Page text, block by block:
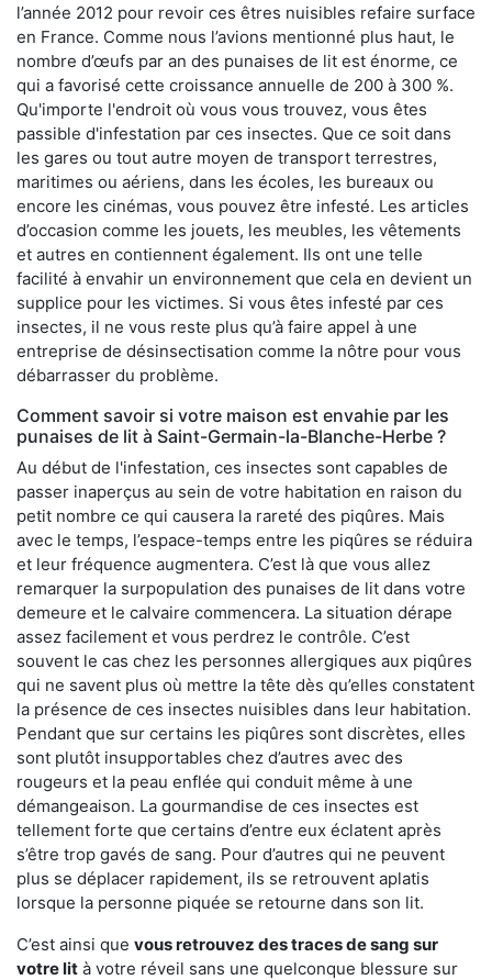
l’année 2012 pour revoir ces êtres nuisibles refaire surface
en France. Comme nous l’avions mentionné plus haut, le
nombre d’œufs par an des punaises de lit est énorme, ce
qui a favorisé cette croissance annuelle de 200 à 300 %.
Qu'importe l'endroit où vous vous trouvez, vous êtes
passible d'infestation par ces insectes. Que ce soit dans
les gares ou tout autre moyen de transport terrestres,
maritimes ou aériens, dans les écoles, les bureaux ou
encore les cinémas, vous pouvez être infesté. Les articles
d’occasion comme les jouets, les meubles, les vêtements
et autres en contiennent également. Ils ont une telle
facilité à envahir un environnement que cela en devient un
supplice pour les victimes. Si vous êtes infesté par ces
insectes, il ne vous reste plus qu’à faire appel à une
entreprise de désinsectisation comme la nôtre pour vous
débarrasser du problème.
Comment savoir si votre maison est envahie par les
punaises de lit à Saint-Germain-la-Blanche-Herbe ?
Au début de l'infestation, ces insectes sont capables de
passer inaperçus au sein de votre habitation en raison du
petit nombre ce qui causera la rareté des piqûres. Mais
avec le temps, l’espace-temps entre les piqûres se réduira
et leur fréquence augmentera. C’est là que vous allez
remarquer la surpopulation des punaises de lit dans votre
demeure et le calvaire commencera. La situation dérape
assez facilement et vous perdrez le contrôle. C’est
souvent le cas chez les personnes allergiques aux piqûres
qui ne savent plus où mettre la tête dès qu’elles constatent
la présence de ces insectes nuisibles dans leur habitation.
Pendant que sur certains les piqûres sont discrètes, elles
sont plutôt insupportables chez d’autres avec des
rougeurs et la peau enflée qui conduit même à une
démangeaison. La gourmandise de ces insectes est
tellement forte que certains d’entre eux éclatent après
s’être trop gavés de sang. Pour d’autres qui ne peuvent
plus se déplacer rapidement, ils se retrouvent aplatis
lorsque la personne piquée se retourne dans son lit.
C’est ainsi que vous retrouvez des traces de sang sur
votre lit à votre réveil sans une quelconque blessure sur